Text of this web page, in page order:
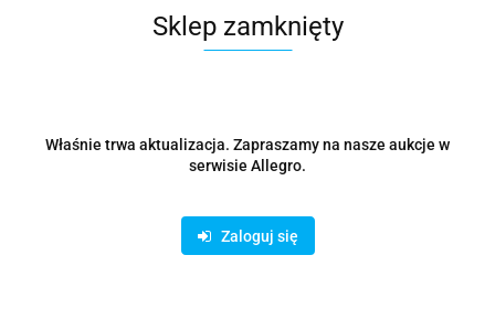
Sklep zamknięty
Właśnie trwa aktualizacja. Zapraszamy na nasze aukcje w
serwisie Allegro.
Zaloguj się